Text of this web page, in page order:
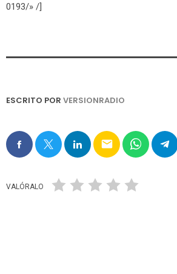
0193/» /]
ESCRITO POR VERSIONRADIO
email
VALÓRALO